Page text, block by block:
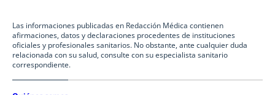
Las informaciones publicadas en Redacción Médica contienen
afirmaciones, datos y declaraciones procedentes de instituciones
oficiales y profesionales sanitarios. No obstante, ante cualquier duda
relacionada con su salud, consulte con su especialista sanitario
correspondiente.